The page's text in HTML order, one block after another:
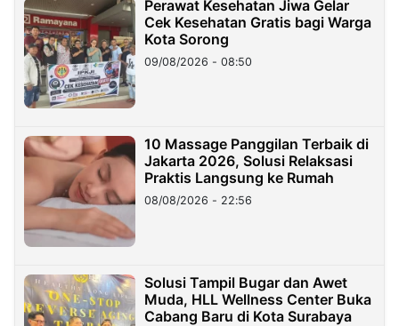
Perawat Kesehatan Jiwa Gelar
Cek Kesehatan Gratis bagi Warga
Kota Sorong
09/08/2026 - 08:50
10 Massage Panggilan Terbaik di
Jakarta 2026, Solusi Relaksasi
Praktis Langsung ke Rumah
08/08/2026 - 22:56
Solusi Tampil Bugar dan Awet
Muda, HLL Wellness Center Buka
Cabang Baru di Kota Surabaya